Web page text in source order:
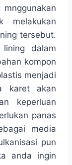
melakukan
tersebut.
lining dalam
kompon
menjadi
karet akan
keperluan
panas
media
pun
anda ingin